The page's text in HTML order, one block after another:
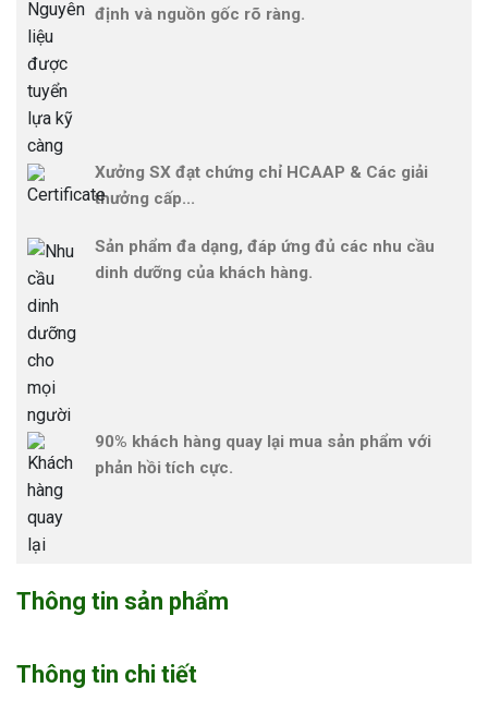
định và nguồn gốc rõ ràng.
Xưởng SX đạt chứng chỉ HCAAP & Các giải
thưởng cấp...
Sản phẩm đa dạng, đáp ứng đủ các nhu cầu
dinh dưỡng của khách hàng.
90% khách hàng quay lại mua sản phẩm với
phản hồi tích cực.
Thông tin sản phẩm
Thông tin chi tiết